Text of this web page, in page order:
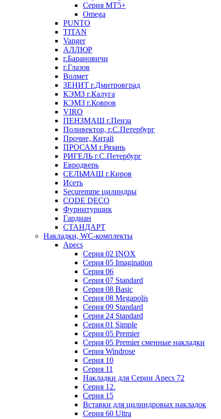
Серия MT5+
Omega
PUNTO
TITAN
Vanger
АЛЛЮР
г.Барановичи
г.Глазов
Волмет
ЗЕНИТ г.Дмитровград
КЭМЗ г.Калуга
КЭМЗ г.Ковров
VIRO
ПЕНЗМАШ г.Пенза
Поливектор, г.С.Петербург
Прочие, Китай
ПРОСАМ г.Рязань
РИГЕЛЬ г.С.Петербург
Евродверь
СЕЛЬМАШ г.Киров
Исеть
Securemme цилиндры
CODE DECO
Фурнитурщик
Гардиан
СТАНДАРТ
Накладки, WC-комплекты
Apecs
Cерия 02 INOX
Cерия 05 Imagination
Cерия 06
Cерия 07 Standard
Cерия 08 Basic
Cерия 08 Megapolis
Cерия 09 Standard
Cерия 24 Standard
Серия 01 Simple
Серия 05 Premier
Серия 05 Premier сменные накладки
Cерия Windrose
Серия 10
Серия 11
Накладки для Серии Apecs 72
Серия 12.
Серия 15
Вставки для цилиндровых накладок
Серия 60 Ultra